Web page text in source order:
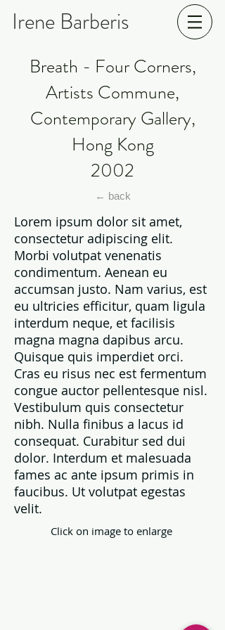
Irene Barberis
Breath - Four Corners,
Artists Commune,
Contemporary Gallery,
Hong Kong
2002
← back
Lorem ipsum dolor sit amet,
consectetur adipiscing elit.
Morbi volutpat venenatis
condimentum. Aenean eu
accumsan justo. Nam varius, est
eu ultricies efficitur, quam ligula
interdum neque, et facilisis
magna magna dapibus arcu.
Quisque quis imperdiet orci.
Cras eu risus nec est fermentum
congue auctor pellentesque nisl.
Vestibulum quis consectetur
nibh. Nulla finibus a lacus id
consequat. Curabitur sed dui
dolor. Interdum et malesuada
fames ac ante ipsum primis in
faucibus. Ut volutpat egestas
velit.
Click on image to enlarge